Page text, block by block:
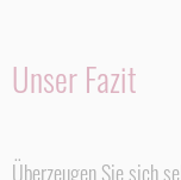
Unser Fazit
Überzeugen Sie sich